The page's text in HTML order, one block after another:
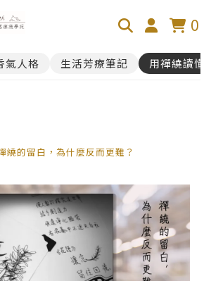
0
氣人格 生活芳療筆記 用禪繞讀懂
繞的留白，為什麼反而更難？